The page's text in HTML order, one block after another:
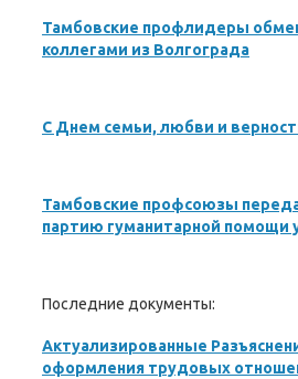
Тамбовские профлидеры
коллегами из Волгограда
С Днем семьи, любви и
Тамбовские профсоюзы
партию гуманитарной помощи
Последние документы:
Актуализированные
оформления трудовых